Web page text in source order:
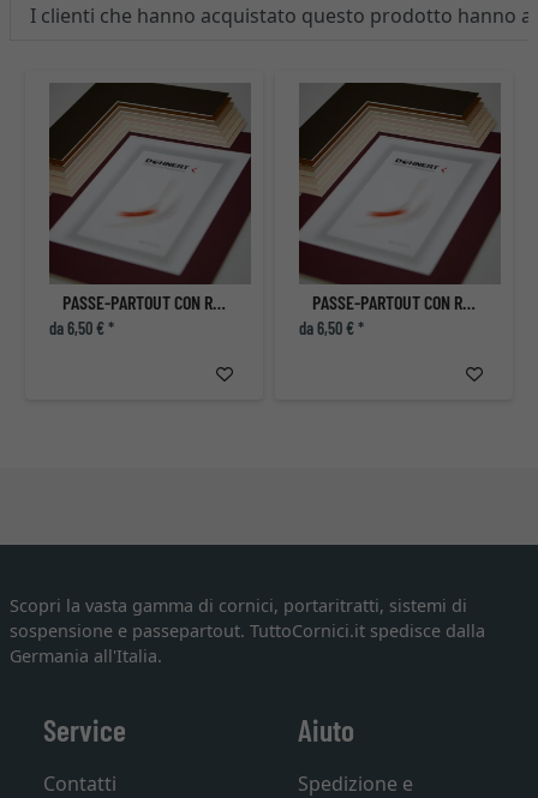
I clienti che hanno acquistato questo prodotto hanno
PASSE-PARTOUT CON RITAGLIO INDIVIDUALE
da 6,50 € *
PASSE-PARTOUT CON RITAGLIO INDIVIDUALE
da 6,50 € *
Scopri la vasta gamma di cornici, portaritratti, sistemi di
sospensione e passepartout. TuttoCornici.it spedisce dalla
Germania all'Italia.
Service
Contatti
Aiuto
Spedizione e